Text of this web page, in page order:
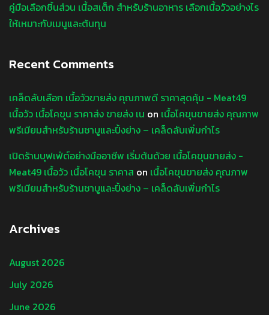
คู่มือเลือกชิ้นส่วน เนื้อสเต็ก สำหรับร้านอาหาร เลือกเนื้อวัวอย่างไร
ให้เหมาะกับเมนูและต้นทุน
Recent Comments
เคล็ดลับเลือก เนื้อวัวขายส่ง คุณภาพดี ราคาสุดคุ้ม - Meat49
เนื้อวัว เนื้อโคขุน ราคาส่ง ขายส่ง เน on เนื้อโคขุนขายส่ง คุณภาพ
พรีเมียมสำหรับร้านชาบูและปิ้งย่าง – เคล็ดลับเพิ่มกำไร
เปิดร้านบุฟเฟ่ต์อย่างมืออาชีพ เริ่มต้นด้วย เนื้อโคขุนขายส่ง -
Meat49 เนื้อวัว เนื้อโคขุน ราคาส on เนื้อโคขุนขายส่ง คุณภาพ
พรีเมียมสำหรับร้านชาบูและปิ้งย่าง – เคล็ดลับเพิ่มกำไร
Archives
August 2026
July 2026
June 2026